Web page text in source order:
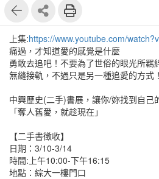
上集:https://www.youtube.com/
痛過，才知道愛的感覺是什麼
勇敢去追吧！不要為了世俗的眼光所羈
無縫接軌，不過只是另一種追愛的方式！
中興歷史(二手)書展，讓你/妳找到自己
「奪人舊愛，就趁現在」
【二手書徵收】
日期：3/10-3/14
時間:上午10:00-下午16:15
地點：綜大一樓門口